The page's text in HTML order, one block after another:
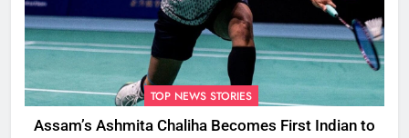
TOP NEWS STORIES
Assam’s Ashmita Chaliha Becomes First Indian to